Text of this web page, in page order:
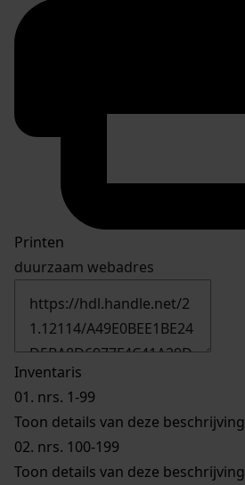
Printen
duurzaam webadres
Inventaris
01. nrs. 1-99
Toon details van deze beschrijving
02. nrs. 100-199
Toon details van deze beschrijving